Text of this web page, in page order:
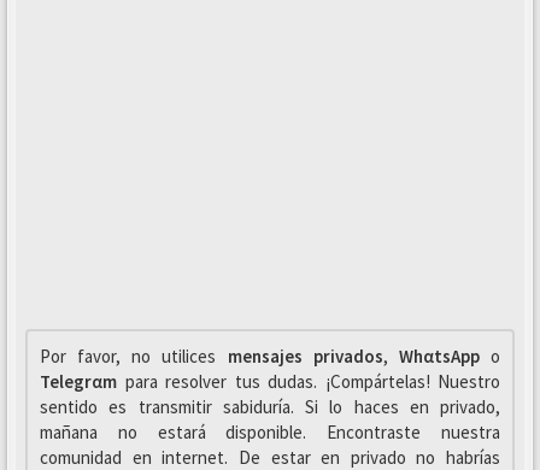
Por favor, no utilices mensajes privados, WhαtsAppo
Telegrαm para resolver tus dudas. ¡Compártelas! Nuestro
sentido es transmitir sabiduría. Si lo haces en privado,
mañana no estará disponible. Encontraste nuestra
comunidad en internet. De estar en privado no habrías